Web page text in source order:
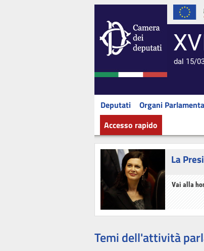
dal 15/
Deputati Organi
Accesso rapido
La
Vai alla
Temi dell'attività